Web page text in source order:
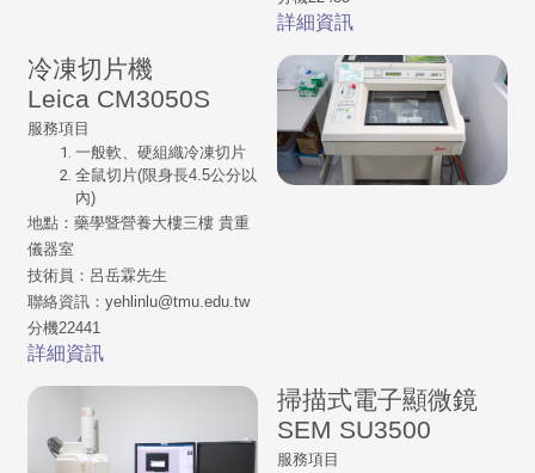
詳細資訊
冷凍切片機
Leica CM3050S
服務項目
一般軟、硬組織冷凍切片
全鼠切片(限身長4.5公分以
內)
地點：藥學暨營養大樓三樓 貴重
儀器室
技術員：呂岳霖先生
聯絡資訊： yehlinlu@tmu.edu.tw
分機22441
詳細資訊
掃描式電子顯微鏡
SEM SU3500
服務項目